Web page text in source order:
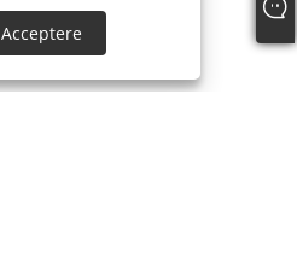
Acceptere